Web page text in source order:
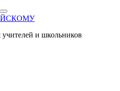
учителей и школьников